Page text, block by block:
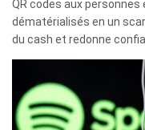
QR codes aux
dématérialisés en un
du cash et redonne